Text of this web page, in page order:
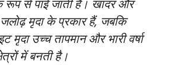
रूप से पाई जाती है। खादर और
मृदा के प्रकार हैं, जबकि
मृदा उच्च तापमान और भारी वर्षा
में बनती है।